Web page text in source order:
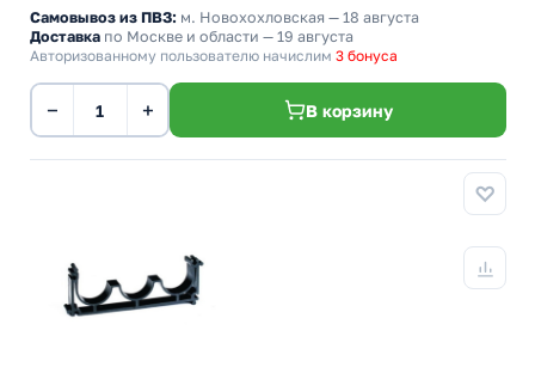
Самовывоз из ПВЗ: м. Новохохловская — 18 августа
Доставка по Москве и области — 19 августа
Авторизованному пользователю начислим 3 бонуса
− + В корзину